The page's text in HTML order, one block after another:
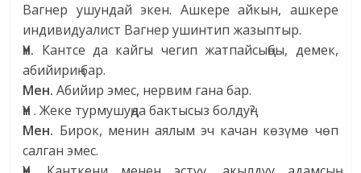
Вагнер ушундай экен. Ашкере айкын, ашкере
индивидуалист Вагнер ушинтип жазыптыр.
Үн. Кантсе да кайгы чегип жатпайсыңбы, демек,
абийириң бар.
Мен.Абийир эмес, нервим гана бар.
Үн. Жеке турмушуңда бактысыз болдуң?
Мен. Бирок, менин аялым эч качан көзүмө чөп
салган эмес.